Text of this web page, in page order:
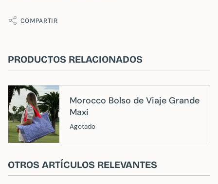
COMPARTIR
PRODUCTOS RELACIONADOS
Morocco Bolso de Viaje Grande
Maxi
Agotado
OTROS ARTÍCULOS RELEVANTES